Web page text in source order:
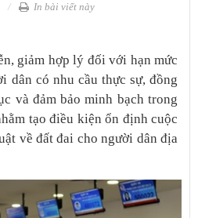
In bài viết này
giảm hợp lý đối với hạn mức
dân có nhu cầu thực sự, đồng
và đảm bảo minh bạch trong
tạo điều kiện ổn định cuộc
về đất đai cho người dân địa